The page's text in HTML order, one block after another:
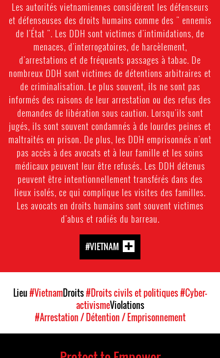
Les autorités vietnamiennes considèrent les défenseurs
et défenseuses des droits humains comme des " ennemis
de l'État ". Les DDH sont victimes d'intimidations, de
menaces, d'interrogatoires, de harcèlement,
d'arrestations et de fréquents passages à tabac. De
nombreux DDH sont victimes de détentions arbitraires et
de criminalisation. Le plus souvent, ils ne sont pas
informés des raisons de leur arrestation ou des refus des
demandes de libération sous caution. Lorsqu'ils sont
jugés, ils sont souvent condamnés à de lourdes peines et
maltraités en prison. De plus, les DDH emprisonnés n'ont
pas accès à des avocats et à leur famille et les soins
médicaux peuvent leur être refusés. Les DDH détenus
peuvent être intentionnellement transférés dans des
lieux isolés, ce qui complique les visites des familles.
Les avocats en droits humains sont souvent victimes
d'abus et radiés du barreau.
#VIETNAM
Lieu#VietnamDroits#Droits civils et politiques#Cyber-
activismeViolations
#Arrestation / Détention / Emprisonnement